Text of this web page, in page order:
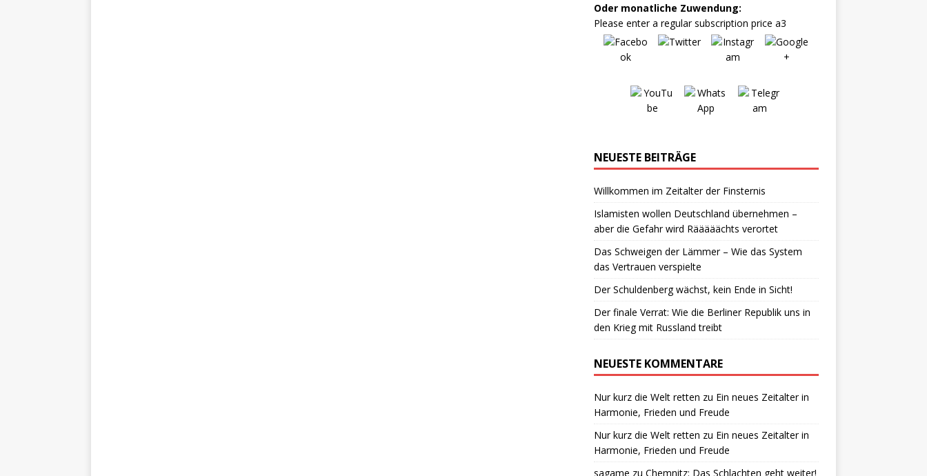
Oder monatliche Zuwendung:
Please enter a regular subscription price a3
NEUESTE BEITRÄGE
Willkommen im Zeitalter der Finsternis
Islamisten wollen Deutschland übernehmen –
aber die Gefahr wird Rääääächts verortet
Das Schweigen der Lämmer – Wie das System
das Vertrauen verspielte
Der Schuldenberg wächst, kein Ende in Sicht!
Der finale Verrat: Wie die Berliner Republik uns in
den Krieg mit Russland treibt
NEUESTE KOMMENTARE
Nur kurz die Welt retten zu Ein neues Zeitalter in
Harmonie, Frieden und Freude
Nur kurz die Welt retten zu Ein neues Zeitalter in
Harmonie, Frieden und Freude
sagame zu Chemnitz: Das Schlachten geht weiter!